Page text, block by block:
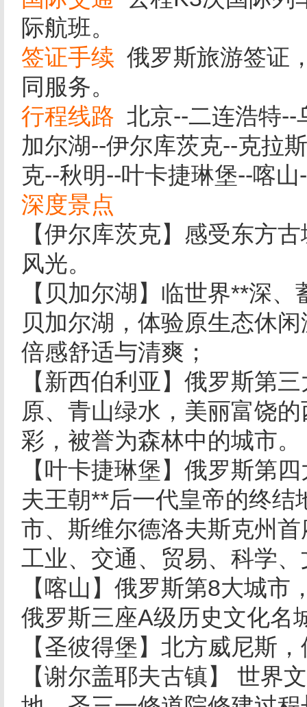
际航班。
签证手续 俄罗斯旅游签证
同服务。
行程线路 北京--二连浩特--
加尔湖--伊尔库茨克--克拉
克--秋明--叶卡捷琳堡--喀
深度景点
【伊尔库茨克】感受东方
风光。
【贝加尔湖】临世界**深
贝加尔湖，体验原生态休
倍感舒适与清爽；
【新西伯利亚】俄罗斯第
原、青山绿水，美丽富饶
彩，被誉为森林中的城市。
【叶卡捷琳堡】俄罗斯第
夫王朝**后一代皇帝的终
市、斯维尔德洛夫斯克州
工业、交通、贸易、科学
【喀山】俄罗斯第8大城
俄罗斯三座A级历史文化名
【圣彼得堡】北方威尼斯
【谢尔盖耶夫古镇】 世界